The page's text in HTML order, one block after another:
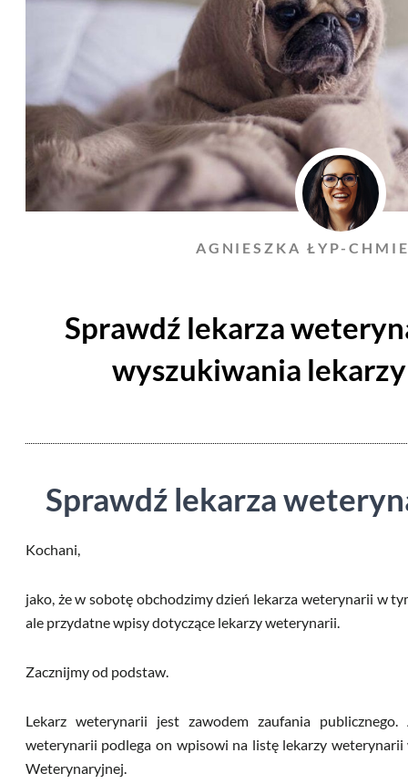
AGNIESZKA ŁYP-
Sprawdź lekarza
wyszukiwania
Sprawdź lekarza
Kochani,
jako, że w sobotę obchodzimy dzień lekarza weterynarii w
ale przydatne wpisy dotyczące lekarzy weterynarii.
Zacznijmy od podstaw.
Lekarz weterynarii jest zawodem zaufania
weterynarii podlega on wpisowi na listę lekarzy weterynarii
Weterynaryjnej.